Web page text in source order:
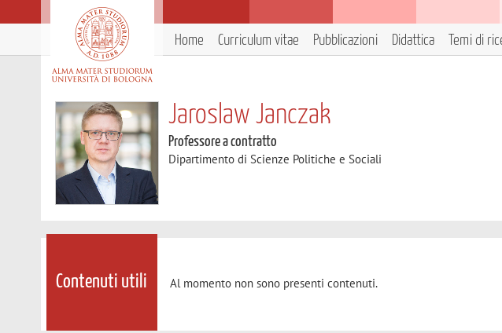
Home Curriculum vitae Pubblicazioni Didattica Temi di
Jaroslaw Janczak
Professore a contratto
Dipartimento di Scienze Politiche e Sociali
Contenuti utili Al momento non sono presenti contenuti.